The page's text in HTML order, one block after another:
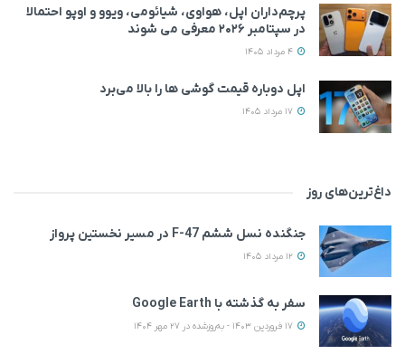
پرچم‌داران اپل، هواوی، شیائومی، ویوو و اوپو احتمالا
در سپتامبر ۲۰۲۶ معرفی می‌ شوند
اپل دوباره قیمت‌ گوشی ها را بالا می‌برد
داغ‌ترین‌های روز
جنگنده نسل ششم F-47 در مسیر نخستین پرواز
سفر به گذشته با Google Earth